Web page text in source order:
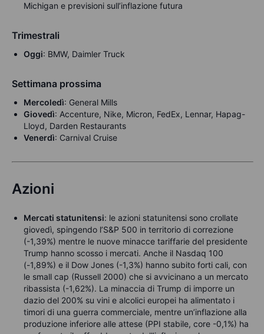
Michigan e previsioni sull’inflazione futura
Trimestrali
Oggi: BMW, Daimler Truck
Settimana prossima
Mercoledì: General Mills
Giovedì: Accenture, Nike, Micron, FedEx, Lennar, Hapag-
Lloyd, Darden Restaurants
Venerdì: Carnival Cruise
Azioni
Mercati statunitensi: le azioni statunitensi sono crollate
giovedì, spingendo l’S&P 500 in territorio di correzione
(-1,39%) mentre le nuove minacce tariffarie del presidente
Trump hanno scosso i mercati. Anche il Nasdaq 100
(-1,89%) e il Dow Jones (-1,3%) hanno subito forti cali, con
le small cap (Russell 2000) che si avvicinano a un mercato
ribassista (-1,62%). La minaccia di Trump di imporre un
dazio del 200% su vini e alcolici europei ha alimentato i
timori di una guerra commerciale, mentre un’inflazione alla
produzione inferiore alle attese (PPI stabile, core -0,1%) ha